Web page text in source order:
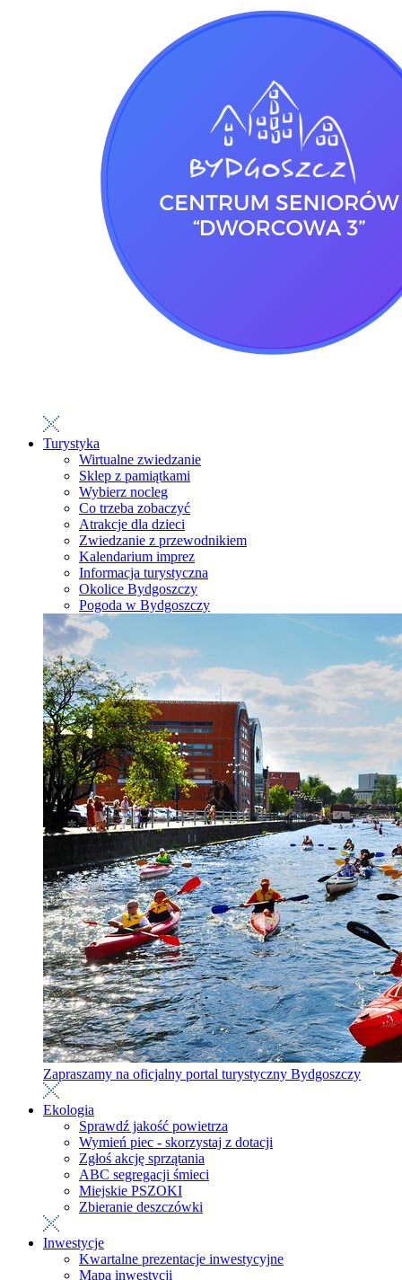
Turystyka
Wirtualne zwiedzanie
Sklep z pamiątkami
Wybierz nocleg
Co trzeba zobaczyć
Atrakcje dla dzieci
Zwiedzanie z przewodnikiem
Kalendarium imprez
Informacja turystyczna
Okolice Bydgoszczy
Pogoda w Bydgoszczy
Zapraszamy na oficjalny portal turystyczny Bydgoszczy
Ekologia
Sprawdź jakość powietrza
Wymień piec - skorzystaj z dotacji
Zgłoś akcję sprzątania
ABC segregacji śmieci
Miejskie PSZOKI
Zbieranie deszczówki
Inwestycje
Kwartalne prezentacje inwestycyjne
Mapa inwestycji